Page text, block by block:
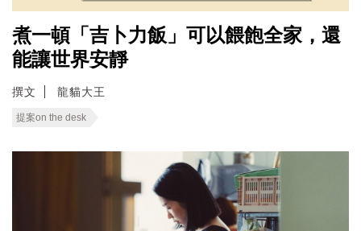
煮一頓「吉卜力飯」可以餵飽全家，還
能讓世界安靜
撰文 龍貓大王
提案on the desk